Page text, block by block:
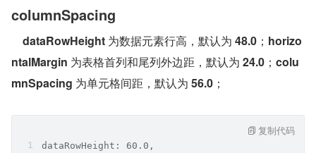
columnSpacing
dataRowHeight 为数据元素行高，默认为 48.0 ； horizo
ntalMargin 为表格首列和尾列外边距，默认为 24.0 ； colu
mnSpacing 为单元格间距，默认为 56.0 ；
dataRowHeight: 60.0,
复制代码